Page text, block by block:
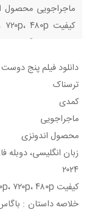
داستان : باگاس،
افسانه در کوه
که یکی از آن‌ها
دانلود فیلم پنج دوست Five Friends 2024
ترسناک
کمدی
ماجراجویی
محصول اندونزی
زبان انگلیسی، دوبله
۲۰۲۴
کیفیت ۱۰۸۰p، ۷۲۰p، ۴۸۰p با دوبله فارسی قرار گرفت
خلاصه داستان :